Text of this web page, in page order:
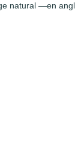
natural —en